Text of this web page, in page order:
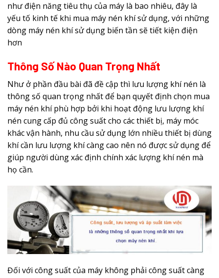
như điện năng tiêu thụ của máy là bao nhiêu, đây là
yếu tố kinh tế khi mua máy nén khí sử dụng, với những
dòng máy nén khí sử dụng biến tần sẽ tiết kiện điện
hơn
Thông Số Nào Quan Trọng Nhất
Như ở phần đầu bài đã đề cập thì lưu lượng khí nén là
thông số quan trọng nhất để bạn quyết định chọn mua
máy nén khí phù hợp bởi khi hoạt động lưu lượng khí
nén cung cấp đủ công suất cho các thiết bị, máy móc
khác vận hành, nhu cầu sử dụng lớn nhiều thiết bị dùng
khí cần lưu lượng khí càng cao nên nó được sử dụng để
giúp người dùng xác định chính xác lượng khí nén mà
họ cần.
Đối với công suất của máy không phải công suất càng